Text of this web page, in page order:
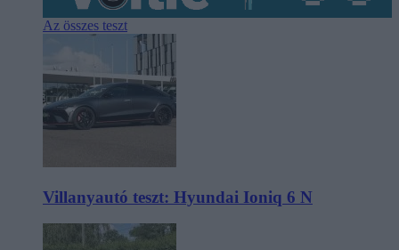
Az összes teszt
Villanyautó teszt: Hyundai Ioniq 6 N